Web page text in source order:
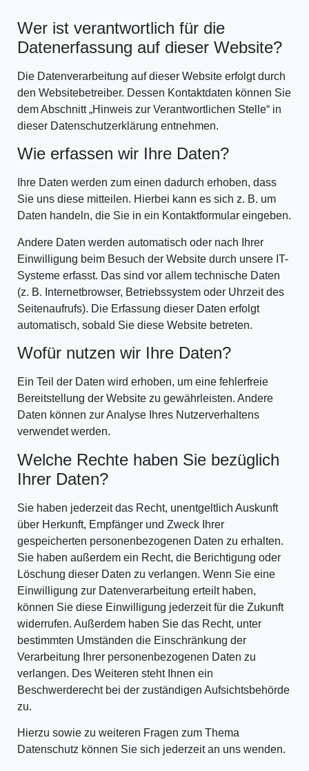
Wer ist verantwortlich für die
Datenerfassung auf dieser Website?
Die Datenverarbeitung auf dieser Website erfolgt durch
den Websitebetreiber. Dessen Kontaktdaten können Sie
dem Abschnitt „Hinweis zur Verantwortlichen Stelle“ in
dieser Datenschutzerklärung entnehmen.
Wie erfassen wir Ihre Daten?
Ihre Daten werden zum einen dadurch erhoben, dass
Sie uns diese mitteilen. Hierbei kann es sich z. B. um
Daten handeln, die Sie in ein Kontaktformular eingeben.
Andere Daten werden automatisch oder nach Ihrer
Einwilligung beim Besuch der Website durch unsere IT-
Systeme erfasst. Das sind vor allem technische Daten
(z. B. Internetbrowser, Betriebssystem oder Uhrzeit des
Seitenaufrufs). Die Erfassung dieser Daten erfolgt
automatisch, sobald Sie diese Website betreten.
Wofür nutzen wir Ihre Daten?
Ein Teil der Daten wird erhoben, um eine fehlerfreie
Bereitstellung der Website zu gewährleisten. Andere
Daten können zur Analyse Ihres Nutzerverhaltens
verwendet werden.
Welche Rechte haben Sie bezüglich
Ihrer Daten?
Sie haben jederzeit das Recht, unentgeltlich Auskunft
über Herkunft, Empfänger und Zweck Ihrer
gespeicherten personenbezogenen Daten zu erhalten.
Sie haben außerdem ein Recht, die Berichtigung oder
Löschung dieser Daten zu verlangen. Wenn Sie eine
Einwilligung zur Datenverarbeitung erteilt haben,
können Sie diese Einwilligung jederzeit für die Zukunft
widerrufen. Außerdem haben Sie das Recht, unter
bestimmten Umständen die Einschränkung der
Verarbeitung Ihrer personenbezogenen Daten zu
verlangen. Des Weiteren steht Ihnen ein
Beschwerderecht bei der zuständigen Aufsichtsbehörde
zu.
Hierzu sowie zu weiteren Fragen zum Thema
Datenschutz können Sie sich jederzeit an uns wenden.